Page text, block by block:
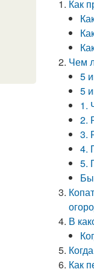
Как
Чем
5
5
1.
2.
3.
4.
5.
В
Как